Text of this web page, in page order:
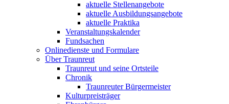
aktuelle Stellenangebote
aktuelle Ausbildungsangebote
aktuelle Praktika
Veranstaltungskalender
Fundsachen
Onlinedienste und Formulare
Über Traunreut
Traunreut und seine Ortsteile
Chronik
Traunreuter Bürgermeister
Kulturpreisträger